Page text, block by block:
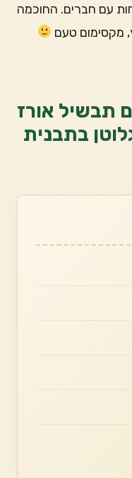
עם חברים. החוכמה
מקסימום טעם
תבשיל אורז
בתבנית